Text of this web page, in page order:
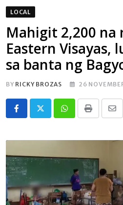
LOCAL
Mahigit 2,200 na
Eastern Visayas,
sa banta ng
BY RICKY BROZAS 26
Whatsapp
Print